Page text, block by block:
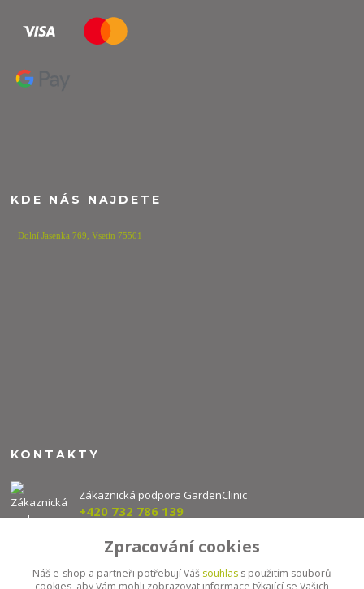
KDE NÁS NAJDETE
Dolní Jasenka 769,Vsetín 75501
KONTAKTY
Zákaznická podpora GardenClinic
+420 732 786 139
info@gardenclinic.cz
Zpracování cookies
Náš e-shop a partneři potřebují Váš souhlas s použitím souborů
cookies, aby Vám mohli zobrazovat informace týkající se Vašich